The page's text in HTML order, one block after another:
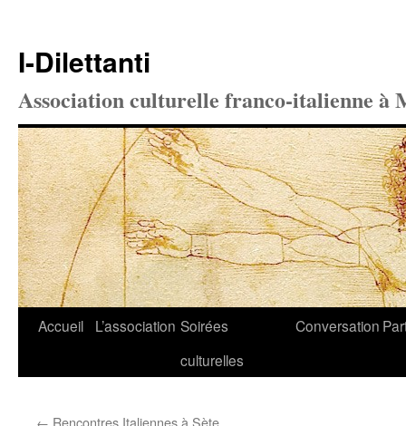
I-Dilettanti
Association culturelle franco-italienne à
Aller
Accueil L’association Soirées
culturelles
Conversation
← Rencontres Italiennes à Sète